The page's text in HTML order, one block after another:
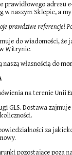
prawidłowego adresu
w naszym Sklepie, a
prawdziwe referencje!
do wiadomości, że
Witrynie.
własnością do
na terenie Unii
GLS. Dostawa
za
pozostające poza